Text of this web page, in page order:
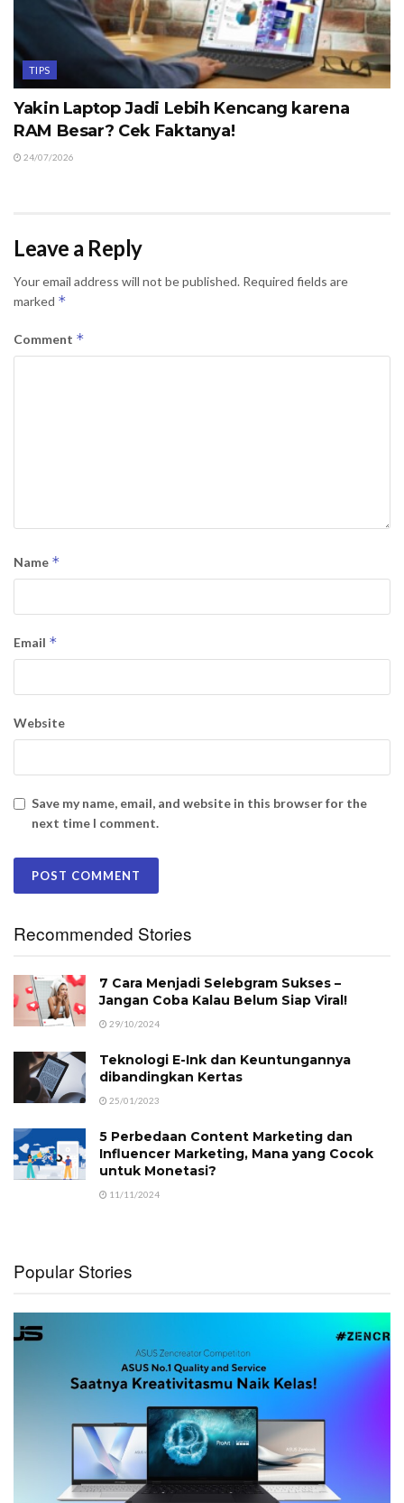
TIPS
Yakin Laptop Jadi Lebih Kencang karena
RAM Besar? Cek Faktanya!
24/07/2026
Leave a Reply
Your email address will not be published. Required fields are
marked *
Comment *
Name *
Email *
Website
Save my name, email, and website in this browser for the
next time I comment.
Recommended Stories
7 Cara Menjadi Selebgram Sukses –
Jangan Coba Kalau Belum Siap Viral!
29/10/2024
Teknologi E-Ink dan Keuntungannya
dibandingkan Kertas
25/01/2023
5 Perbedaan Content Marketing dan
Influencer Marketing, Mana yang Cocok
untuk Monetasi?
11/11/2024
Popular Stories